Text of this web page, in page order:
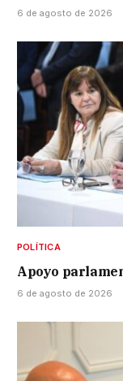
6 de agosto de 2026
POLÍTICA
Apoyo
6 de agosto de 2026